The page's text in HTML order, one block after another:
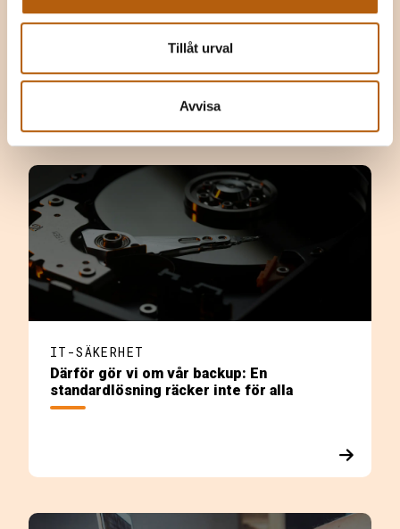
Tillåt urval
Avvisa
Möt Netmines sommarteam
IT-SÄKERHET
Därför gör vi om vår backup: En
standardlösning räcker inte för alla